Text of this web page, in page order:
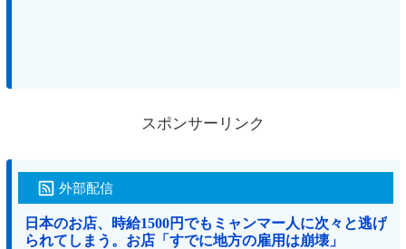
スポンサーリンク
外部配信
日本のお店、時給1500円でもミャンマー人に次々と逃げ
られてしまう。お店「すでに地方の雇用は崩壊」